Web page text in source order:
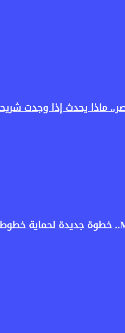
ماذا يحدث إذا وجدت